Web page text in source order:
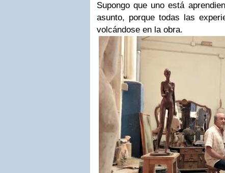
Supongo que uno está
asunto, porque todas las
volcándose en la obra.